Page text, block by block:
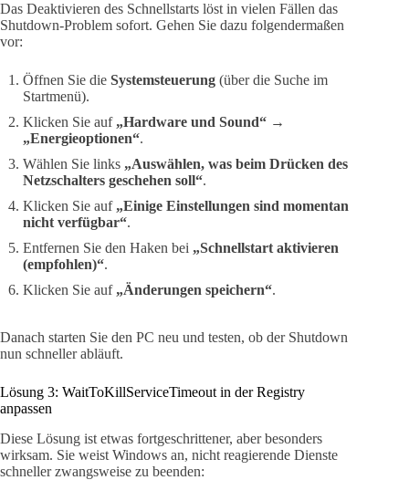
Das Deaktivieren des Schnellstarts löst in vielen Fällen das
Shutdown-Problem sofort. Gehen Sie dazu folgendermaßen
vor:
Öffnen Sie die Systemsteuerung (über die Suche im
Startmenü).
Klicken Sie auf „Hardware und Sound“ →
„Energieoptionen“.
Wählen Sie links „Auswählen, was beim Drücken des
Netzschalters geschehen soll“.
Klicken Sie auf „Einige Einstellungen sind momentan
nicht verfügbar“.
Entfernen Sie den Haken bei „Schnellstart aktivieren
(empfohlen)“.
Klicken Sie auf „Änderungen speichern“.
Danach starten Sie den PC neu und testen, ob der Shutdown
nun schneller abläuft.
Lösung 3: WaitToKillServiceTimeout in der Registry
anpassen
Diese Lösung ist etwas fortgeschrittener, aber besonders
wirksam. Sie weist Windows an, nicht reagierende Dienste
schneller zwangsweise zu beenden: